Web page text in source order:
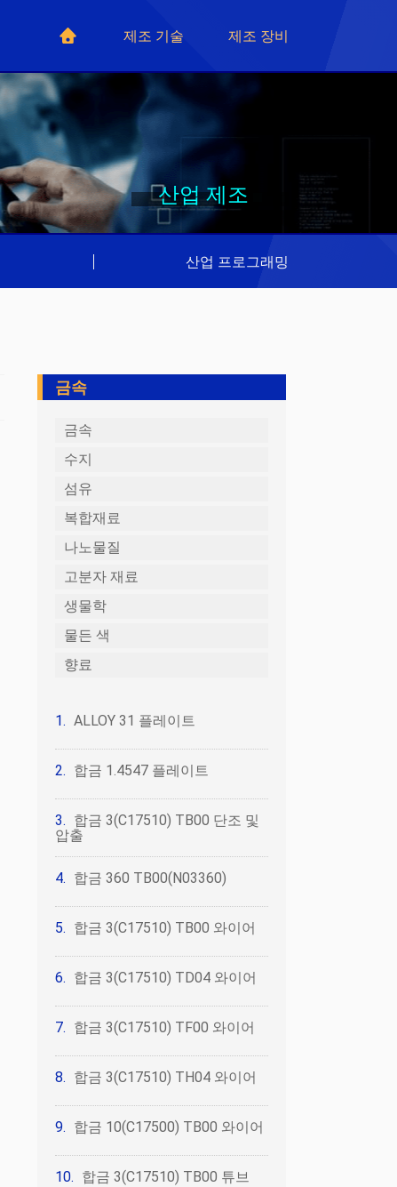
제조 기술 제조 장비
산업 제조
산업 프로그래밍
금속
금속
수지
섬유
복합재료
나노물질
고분자 재료
생물학
물든 색
향료
ALLOY 31 플레이트
합금 1.4547 플레이트
합금 3(C17510) TB00 단조 및
압출
합금 360 TB00(N03360)
합금 3(C17510) TB00 와이어
합금 3(C17510) TD04 와이어
합금 3(C17510) TF00 와이어
합금 3(C17510) TH04 와이어
합금 10(C17500) TB00 와이어
합금 3(C17510) TB00 튜브